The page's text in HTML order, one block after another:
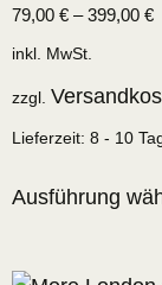
79,00 € –399,00 €
inkl. MwSt.
zzgl.
Lieferzeit: 8 - 10
Ausführung